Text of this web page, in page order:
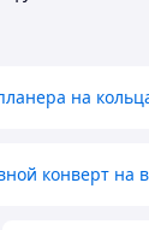
на
конверт на